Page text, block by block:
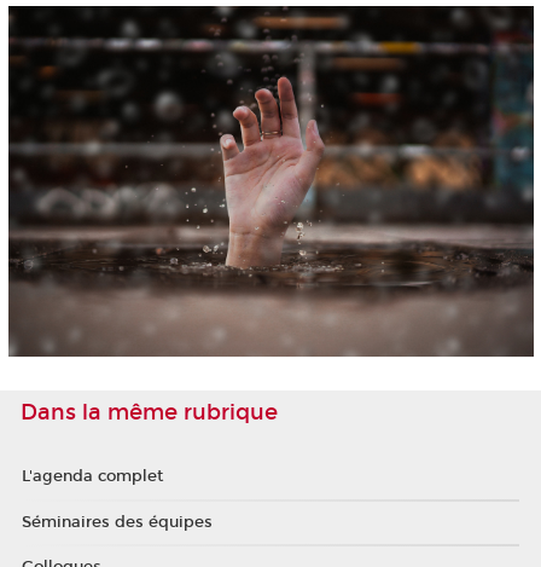
Dans la même rubrique
L'agenda complet
Séminaires des équipes